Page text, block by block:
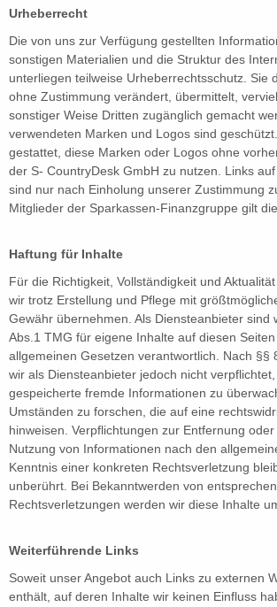
Urheberrecht
Die von uns zur Verfügung gestellten
sonstigen Materialien und die Struktur des
unterliegen teilweise Urheberrechtsschutz. Sie
ohne Zustimmung verändert, übermittelt,
sonstiger Weise Dritten zugänglich gemacht
verwendeten Marken und Logos sind
gestattet, diese Marken oder Logos ohne
der S- CountryDesk GmbH zu nutzen. Links
sind nur nach Einholung unserer Zustimmung
Mitglieder der Sparkassen-Finanzgruppe gilt
Haftung für Inhalte
Für die Richtigkeit, Vollständigkeit und
wir trotz Erstellung und Pflege mit
Gewähr übernehmen. Als Diensteanbieter sind
Abs.1 TMG für eigene Inhalte auf diesen
allgemeinen Gesetzen verantwortlich. Nach §§
wir als Diensteanbieter jedoch nicht
gespeicherte fremde Informationen zu
Umständen zu forschen, die auf eine
hinweisen. Verpflichtungen zur Entfernung
Nutzung von Informationen nach den
Kenntnis einer konkreten Rechtsverletzung
unberührt. Bei Bekanntwerden von
Rechtsverletzungen werden wir diese Inhalte
Weiterführende Links
Soweit unser Angebot auch Links zu externen
enthält, auf deren Inhalte wir keinen Einfluss